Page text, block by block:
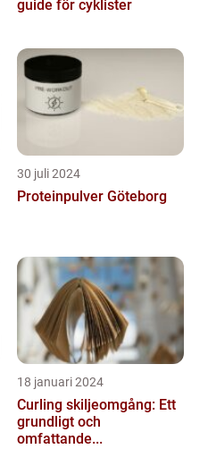
guide för cyklister
30 juli 2024
Proteinpulver Göteborg
18 januari 2024
Curling skiljeomgång: Ett
grundligt och
omfattande...